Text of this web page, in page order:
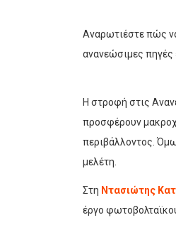
Αναρωτιέστε πώς
ανανεώσιμες πηγές
Η στροφή στις
προσφέρουν
περιβάλλοντος.
μελέτη.
Στη Ντασιώτης
έργο